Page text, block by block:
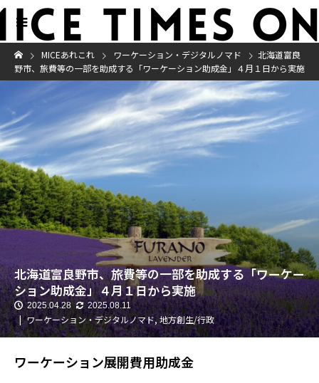
MICEあれこれ ワーケーション・デジタルノマド
北海道富良
野市、旅費等の一部を助成する「ワーケーション助成金」４月１日から実施
北海道富良野市、旅費等の一部を助成する「ワーケー
ション助成金」４月１日から実施
2025.04.28 2025.08.11
ワーケーション・デジタルノマド,地方創生/行政
ワーケーション展開費用助成金